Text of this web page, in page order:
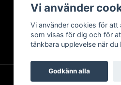
Vi använder
Vi använder cookies för att
som visas för dig och för
tänkbara upplevelse när
Godkänn alla